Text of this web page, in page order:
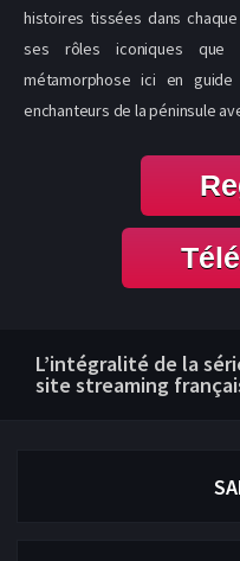
histoires tissées dans
ses rôles iconiques que
métamorphose ici en
enchanteurs de la péninsule
L’intégralité de la
site streaming